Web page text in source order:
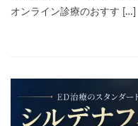
オンライン診療のおすす […]